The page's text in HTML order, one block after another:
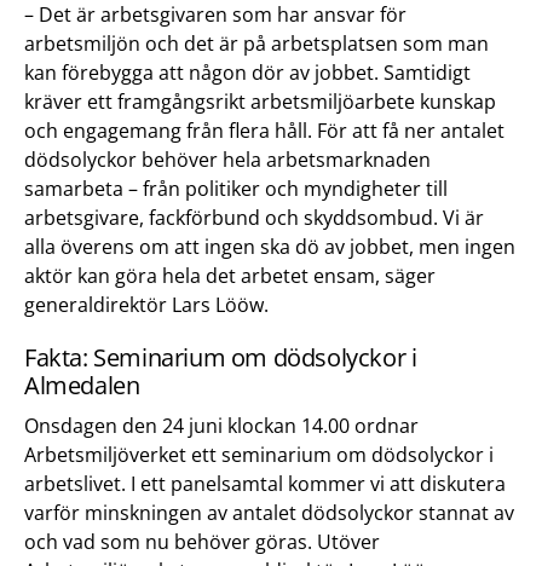
– Det är arbetsgivaren som har ansvar för
arbetsmiljön och det är på arbetsplatsen som man
kan förebygga att någon dör av jobbet. Samtidigt
kräver ett framgångsrikt arbetsmiljöarbete kunskap
och engagemang från flera håll. För att få ner antalet
dödsolyckor behöver hela arbetsmarknaden
samarbeta – från politiker och myndigheter till
arbetsgivare, fackförbund och skyddsombud. Vi är
alla överens om att ingen ska dö av jobbet, men ingen
aktör kan göra hela det arbetet ensam, säger
generaldirektör Lars Lööw.
Fakta: Seminarium om dödsolyckor i
Almedalen
Onsdagen den 24 juni klockan 14.00 ordnar
Arbetsmiljöverket ett seminarium om dödsolyckor i
arbetslivet. I ett panelsamtal kommer vi att diskutera
varför minskningen av antalet dödsolyckor stannat av
och vad som nu behöver göras. Utöver